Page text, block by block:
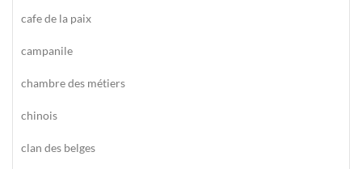
cafe de la paix
campanile
chambre des métiers
chinois
clan des belges